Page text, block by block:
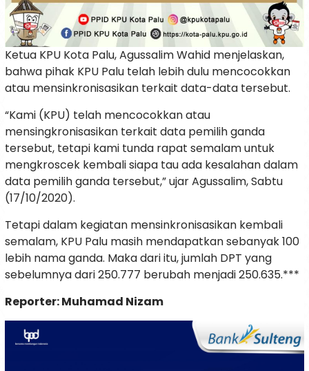
Ketua KPU Kota Palu, Agussalim Wahid menjelaskan,
bahwa pihak KPU Palu telah lebih dulu mencocokkan
atau mensinkronisasikan terkait data-data tersebut.
“Kami (KPU) telah mencocokkan atau
mensingkronisasikan terkait data pemilih ganda
tersebut, tetapi kami tunda rapat semalam untuk
mengkroscek kembali siapa tau ada kesalahan dalam
data pemilih ganda tersebut,” ujar Agussalim, Sabtu
(17/10/2020).
Tetapi dalam kegiatan mensinkronisasikan kembali
semalam, KPU Palu masih mendapatkan sebanyak 100
lebih nama ganda. Maka dari itu, jumlah DPT yang
sebelumnya dari 250.777 berubah menjadi 250.635.***
Reporter: Muhamad Nizam